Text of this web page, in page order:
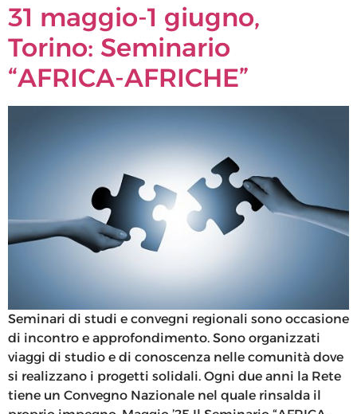
31 maggio-1 giugno,
Torino: Seminario
“AFRICA-AFRICHE”
Seminari di studi e convegni regionali sono occasione
di incontro e approfondimento. Sono organizzati
viaggi di studio e di conoscenza nelle comunità dove
si realizzano i progetti solidali. Ogni due anni la Rete
tiene un Convegno Nazionale nel quale rinsalda il